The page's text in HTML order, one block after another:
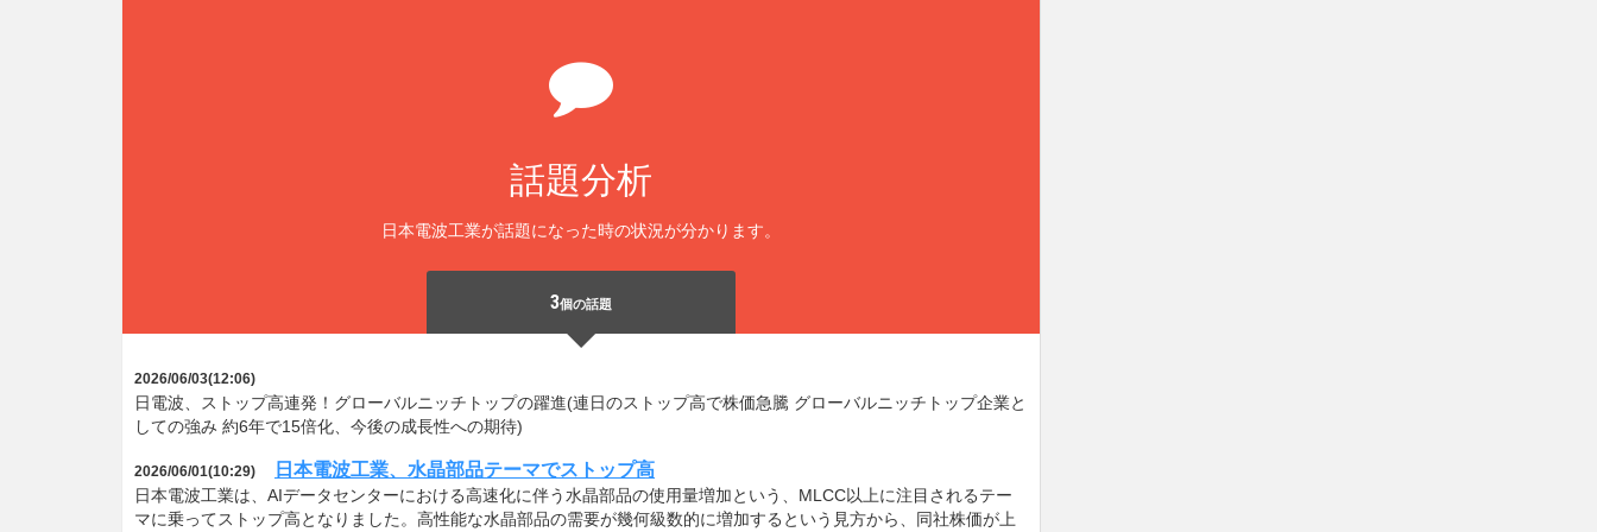
話題分析
日本電波工業が話題になった時の状況が分かります。
3個の話題
2026/06/03(12:06)
日電波、ストップ高連発！グローバルニッチトップの躍進(連日のストップ高で株価急騰 グローバルニッチトップ企業と
しての強み 約6年で15倍化、今後の成長性への期待)
2026/06/01(10:29) 日本電波工業、水晶部品テーマでストップ高
日本電波工業は、AIデータセンターにおける高速化に伴う水晶部品の使用量増加という、MLCC以上に注目されるテー
マに乗ってストップ高となりました。高性能な水晶部品の需要が幾何級数的に増加するという見方から、同社株価が上